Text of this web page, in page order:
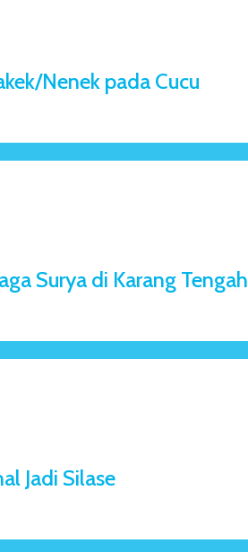
Nenek pada Cucu
Surya di Karang Tengah
Jadi Silase